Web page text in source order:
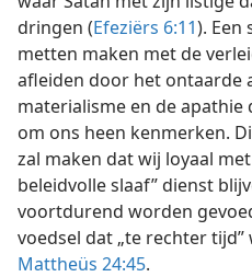
dringen (Efeziërs 6:11). Een
metten maken met de
afleiden door het ontaarde
materialisme en de apathie
om ons heen kenmerken.
zal maken dat wij loyaal
beleidvolle slaaf” dienst
voortdurend worden
voedsel dat „te rechter
Mattheüs 24:45.